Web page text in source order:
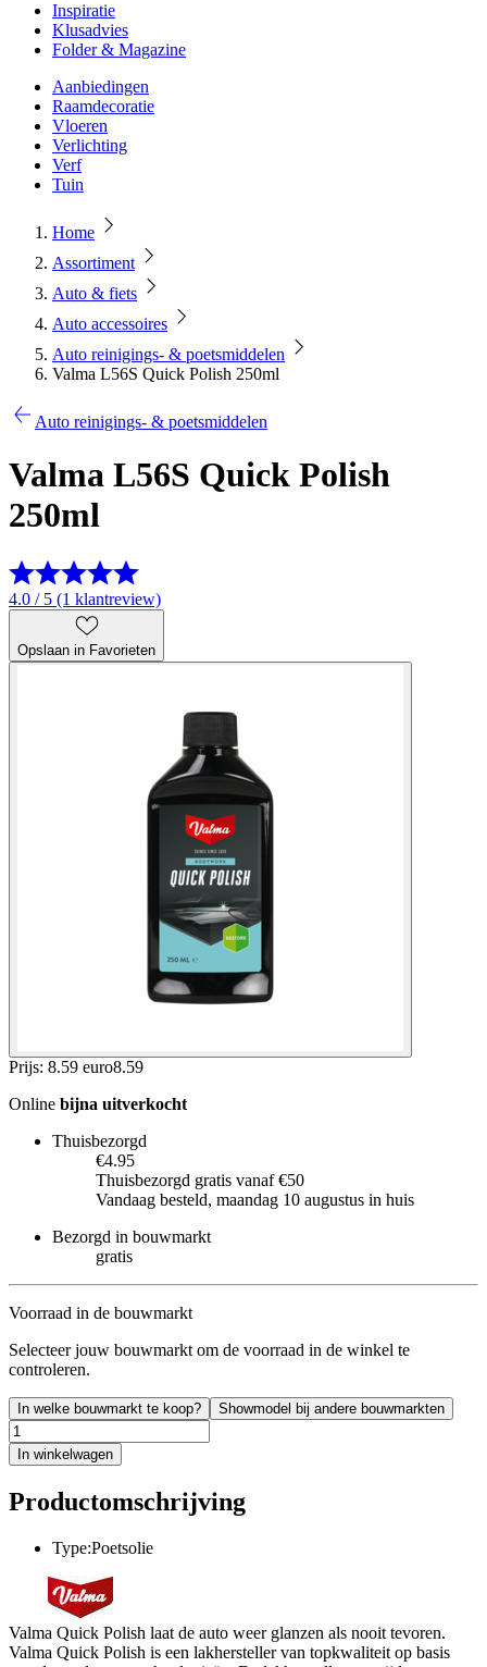
Inspiratie
Klusadvies
Folder & Magazine
Aanbiedingen
Raamdecoratie
Vloeren
Verlichting
Verf
Tuin
Home
Assortiment
Auto & fiets
Auto accessoires
Auto reinigings- & poetsmiddelen
Valma L56S Quick Polish 250ml
Auto reinigings- & poetsmiddelen
Valma L56S Quick Polish
250ml
4.0 / 5 (1 klantreview)
Opslaan in Favorieten
Prijs: 8.59 euro8.59
Online bijna uitverkocht
Thuisbezorgd
€4.95
Thuisbezorgd gratis vanaf €50
Vandaag besteld, maandag 10 augustus in huis
Bezorgd in bouwmarkt
gratis
Voorraad in de bouwmarkt
Selecteer jouw bouwmarkt om de voorraad in de winkel te
controleren.
In welke bouwmarkt te koop? Showmodel bij andere bouwmarkten
In winkelwagen
Productomschrijving
Type:Poetsolie
Valma Quick Polish laat de auto weer glanzen als nooit tevoren.
Valma Quick Polish is een lakhersteller van topkwaliteit op basis